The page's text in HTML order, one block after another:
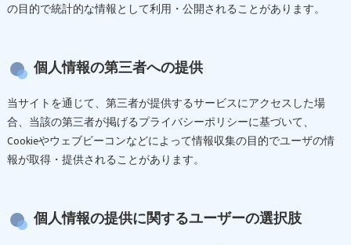
の目的で統計的な情報として利用・公開されることがあります。
個人情報の第三者への提供
当サイトを通じて、第三者が提供するサービスにアクセスした場
合、当該の第三者が掲げるプライバシーポリシーに基づいて、
Cookieやウェブビーコンなどによって情報収集の目的でユーザの情
報が取得・提供されることがあります。
個人情報の提供に関するユーザーの選択肢